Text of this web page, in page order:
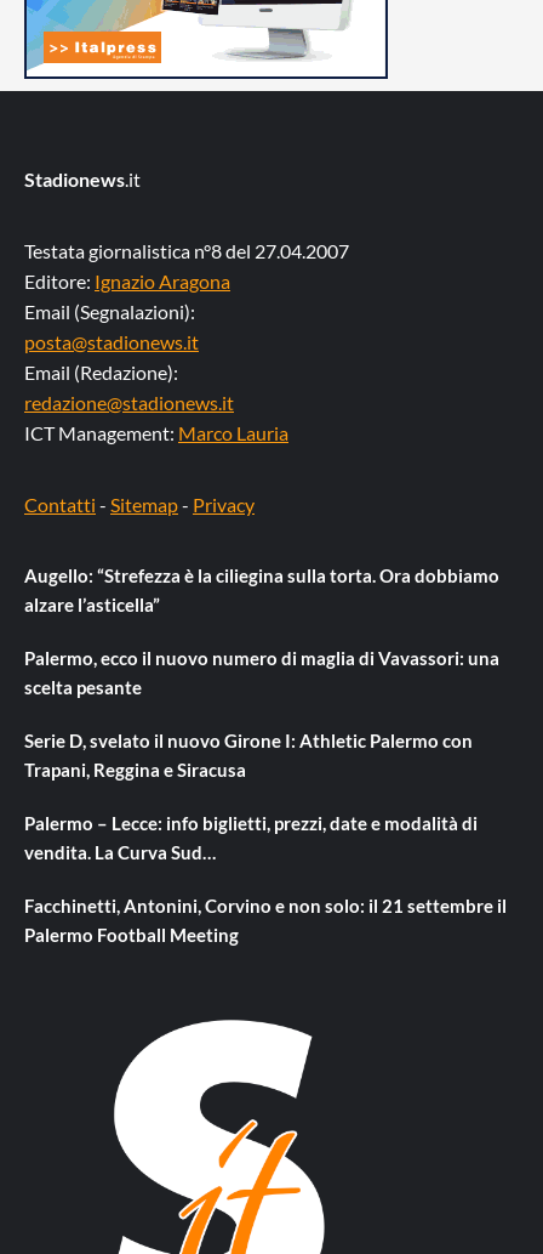
Stadionews.it
Testata giornalistica n°8 del 27.04.2007
Editore: Ignazio Aragona
Email (Segnalazioni):
posta@stadionews.it
Email (Redazione):
redazione@stadionews.it
ICT Management: Marco Lauria
Contatti - Sitemap- Privacy
Augello: “Strefezza è la ciliegina sulla torta. Ora dobbiamo
alzare l’asticella”
Palermo, ecco il nuovo numero di maglia di Vavassori: una
scelta pesante
Serie D, svelato il nuovo Girone I: Athletic Palermo con
Trapani, Reggina e Siracusa
Palermo – Lecce: info biglietti, prezzi, date e modalità di
vendita. La Curva Sud…
Facchinetti, Antonini, Corvino e non solo: il 21 settembre il
Palermo Football Meeting